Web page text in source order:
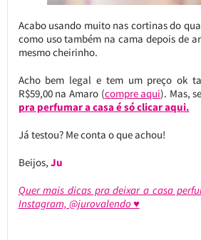
Acabo usando muito nas cortinas do
como uso também na cama depois de
mesmo cheirinho.
Acho bem legal e tem um preço ok
R$59,00 na Amaro (compre aqui). Mas,
pra perfumar a casa é só clicar aqui.
Já testou? Me conta o que achou!
Beijos, Ju
Quer mais dicas pra deixar a casa
Instagram, @jurovalendo ♥